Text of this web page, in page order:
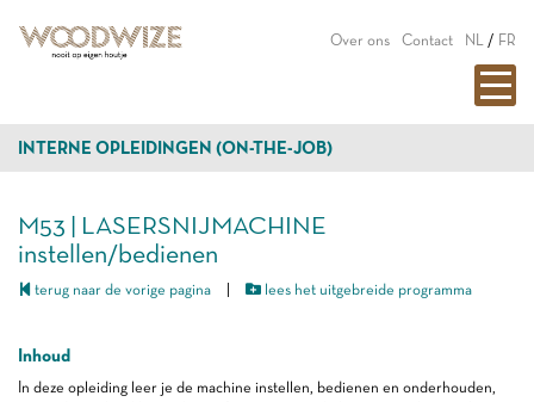
Over ons Contact NL / FR
INTERNE OPLEIDINGEN (ON-THE-JOB)
M53 | LASERSNIJMACHINE
instellen/bedienen
terug naar de vorige pagina lees het uitgebreide programma
Inhoud
In deze opleiding leer je de machine instellen, bedienen en onderhouden,